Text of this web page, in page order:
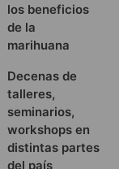
los beneficios
de la
marihuana
Decenas de
talleres,
seminarios,
workshops en
distintas partes
del país